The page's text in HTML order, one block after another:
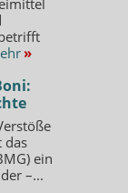
»
das
ein
–...